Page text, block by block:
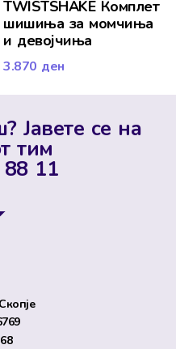
TWISTSHAKE Комплет
шишиња за момчиња
и девојчиња
3.870 ден
Јавете се на
тим
11